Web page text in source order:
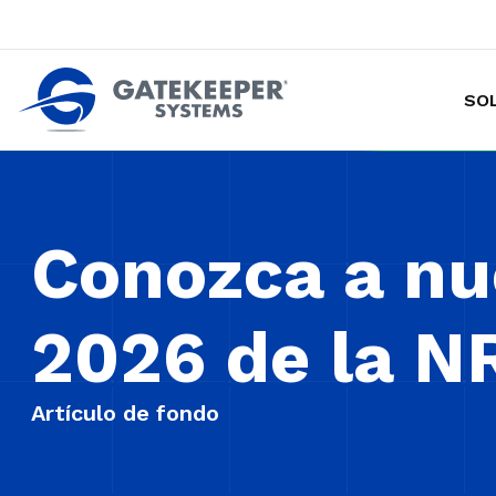
Conozca a
2026 de la
Artículo de fondo